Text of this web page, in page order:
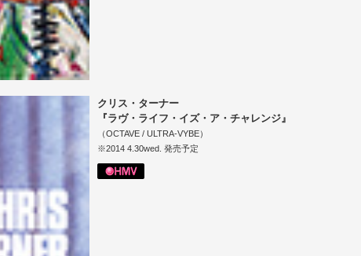
クリス・ターナー
『ラヴ・ライフ・イズ・ア・チャレンジ』
（OCTAVE / ULTRA-VYBE）
※2014 4.30wed. 発売予定